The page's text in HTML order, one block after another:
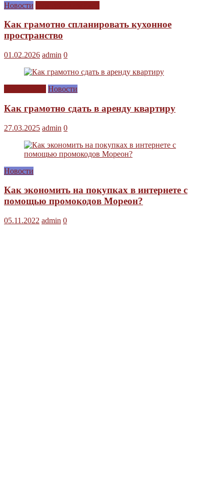
Новости
Как грамотно спланировать кухонное
пространство
01.02.2026 admin 0
Новости
Как грамотно сдать в аренду квартиру
27.03.2025 admin 0
Новости
Как экономить на покупках в интернете с
помощью промокодов Мореон?
05.11.2022 admin 0